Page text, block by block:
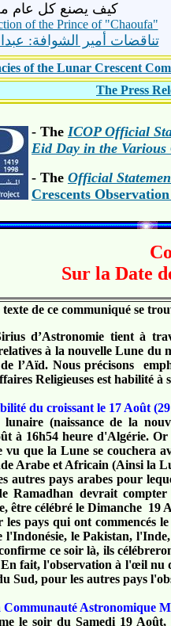
كيف يصنع كل عام
of the Prince of "Chaoufa"
تناقضات أمير الشوافة:
of the Lunar Crescent
The Press
- The ICOP Official
Eid Day in the
- The Official
Crescents
Sur la Date
texte de ce communiqué se
d’Astronomie tient à
à la nouvelle Lune du
l’Aïd. Nous précisons
Religieuses est habilité
du croissant le 17 Août
(naissance de la
à 16h54 heure d'Algérie.
vu que la Lune se couchera
Arabe et Africain (Ainsi la
autres pays arabes pour
Ramadhan devrait
être célébré le Dimanche 19
pays qui ont commencés
l'Indonésie, le Pakistan,
ce soir là, ils
fait, l'observation à l'œil nu
Sud, pour les autres pays
Communauté Astronomique
le soir du Samedi 19